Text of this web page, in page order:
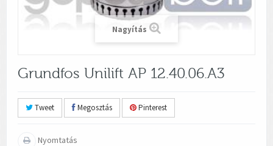
Nagyítás
Grundfos Unilift AP 12.40.06.A3
Tweet Megosztás Pinterest
Nyomtatás